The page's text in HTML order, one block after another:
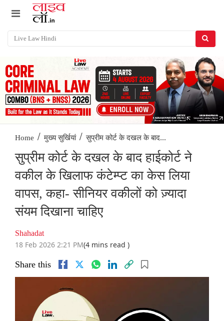
Home / मुख्य सुर्खियां / सुप्रीम कोर्ट के दखल के बाद...
सुप्रीम कोर्ट के दखल के बाद हाईकोर्ट ने
वकील के खिलाफ कंटेम्प्ट का केस लिया
वापस, कहा- सीनियर वकीलों को ज़्यादा
संयम दिखाना चाहिए
Shahadat
18 Feb 2026 2:21 PM(4 mins read )
Share this